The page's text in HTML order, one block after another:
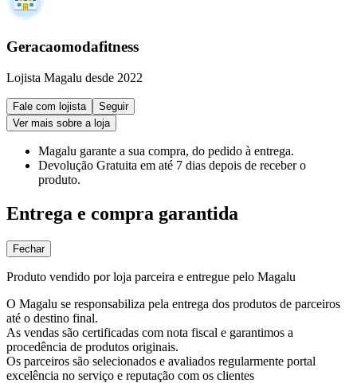
Geracaomodafitness
Lojista Magalu desde 2022
Fale com lojista
Seguir
Ver mais sobre a loja
Magalu garante a sua compra, do pedido à entrega.
Devolução Gratuita em até 7 dias depois de receber o
produto.
Entrega e compra garantida
Fechar
Produto vendido por loja parceira e entregue pelo Magalu
O Magalu se responsabiliza pela entrega dos produtos de parceiros
até o destino final.
As vendas são certificadas com nota fiscal e garantimos a
procedência de produtos originais.
Os parceiros são selecionados e avaliados regularmente portal
excelência no serviço e reputação com os clientes